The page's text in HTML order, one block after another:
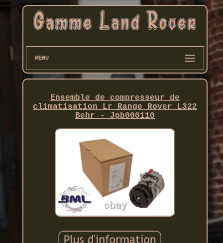
MENU
Ensemble de compresseur de
climatisation Lr Range Rover L322
Behr - Jpb000110